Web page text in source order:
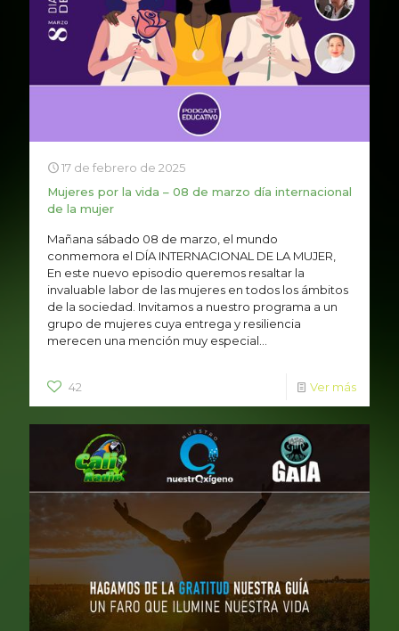
17 de febrero de 2025
Mujeres por la vida – 08 de marzo día internacional
de la mujer
Mañana sábado 08 de marzo, el mundo
conmemora el DÍA INTERNACIONAL DE LA MUJER,
En este nuevo episodio queremos resaltar la
invaluable labor de las mujeres en todos los ámbitos
de la sociedad. Invitamos a nuestro programa a un
grupo de mujeres cuya entrega y resiliencia
merecen una mención muy especial...
42 Ver más